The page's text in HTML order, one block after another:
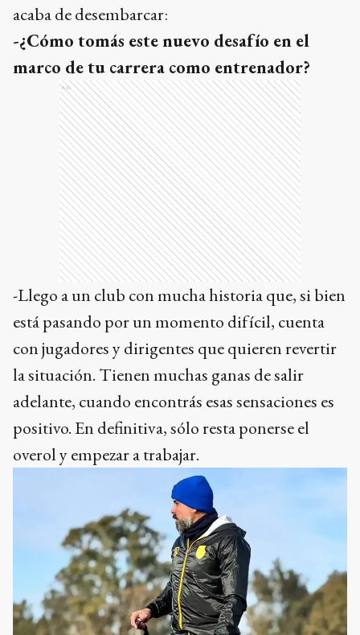
acaba de desembarcar:
-¿Cómo tomás este nuevo desafío en el
marco de tu carrera como entrenador?
Ads
-Llego a un club con mucha historia que, si bien
está pasando por un momento difícil, cuenta
con jugadores y dirigentes que quieren revertir
la situación. Tienen muchas ganas de salir
adelante, cuando encontrás esas sensaciones es
positivo. En definitiva, sólo resta ponerse el
overol y empezar a trabajar.